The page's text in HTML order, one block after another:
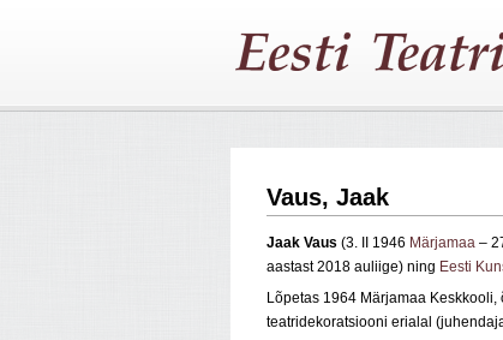
Vaus, Jaak
Jaak Vaus (3. II 1946 Märjamaa –
aastast 2018 auliige) ning Eesti
Lõpetas 1964 Märjamaa Keskkooli,
teatridekoratsiooni erialal